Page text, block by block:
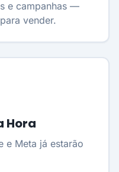
e campanhas —
vender.
Hora
e Meta já estarão